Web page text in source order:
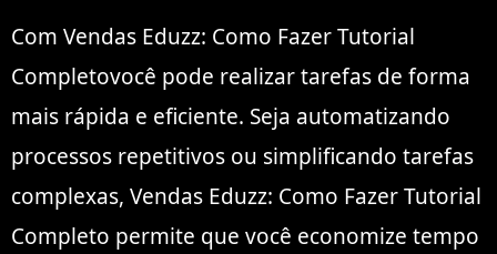
Com Vendas Eduzz: Como Fazer Tutorial
Completovocê pode realizar tarefas de forma
mais rápida e eficiente. Seja automatizando
processos repetitivos ou simplificando tarefas
complexas, Vendas Eduzz: Como Fazer Tutorial
Completo permite que você economize tempo